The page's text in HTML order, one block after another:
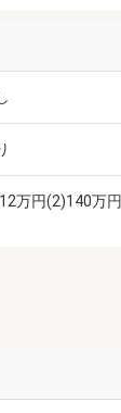
万円(2)140万円